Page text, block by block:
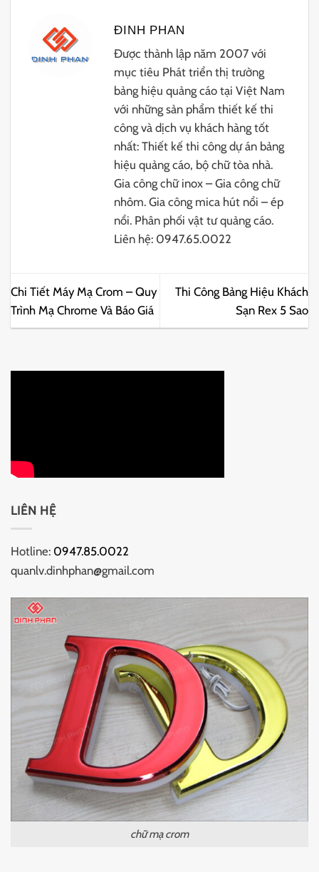
ĐINH PHAN
Được thành lập năm 2007 với
mục tiêu Phát triển thị trường
bảng hiệu quảng cáo tại Việt Nam
với những sản phẩm thiết kế thi
công và dịch vụ khách hàng tốt
nhất: Thiết kế thi công dự án bảng
hiệu quảng cáo, bộ chữ tòa nhà.
Gia công chữ inox – Gia công chữ
nhôm. Gia công mica hút nổi – ép
nổi. Phân phối vật tư quảng cáo.
Liên hệ: 0947.65.0022
Chi Tiết Máy Mạ Crom – Quy
Trình Mạ Chrome Và Báo Giá
Thi Công Bảng Hiệu Khách
Sạn Rex 5 Sao
LIÊN HỆ
Hotline: 0947.85.0022
quanlv.dinhphan@gmail.com
chữ mạ crom